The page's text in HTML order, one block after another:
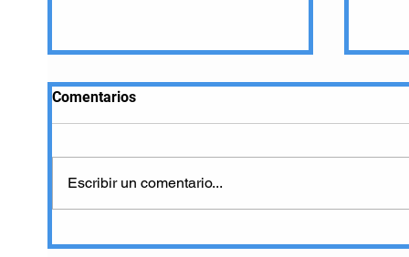
convertir el mundo real en
Comentarios
Escribir un comentario...